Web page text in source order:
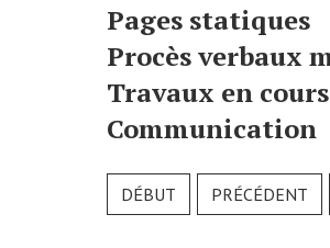
Pages statiques
Procès verbaux
Travaux en cours
Communication
DÉBUT PRÉCÉDENT